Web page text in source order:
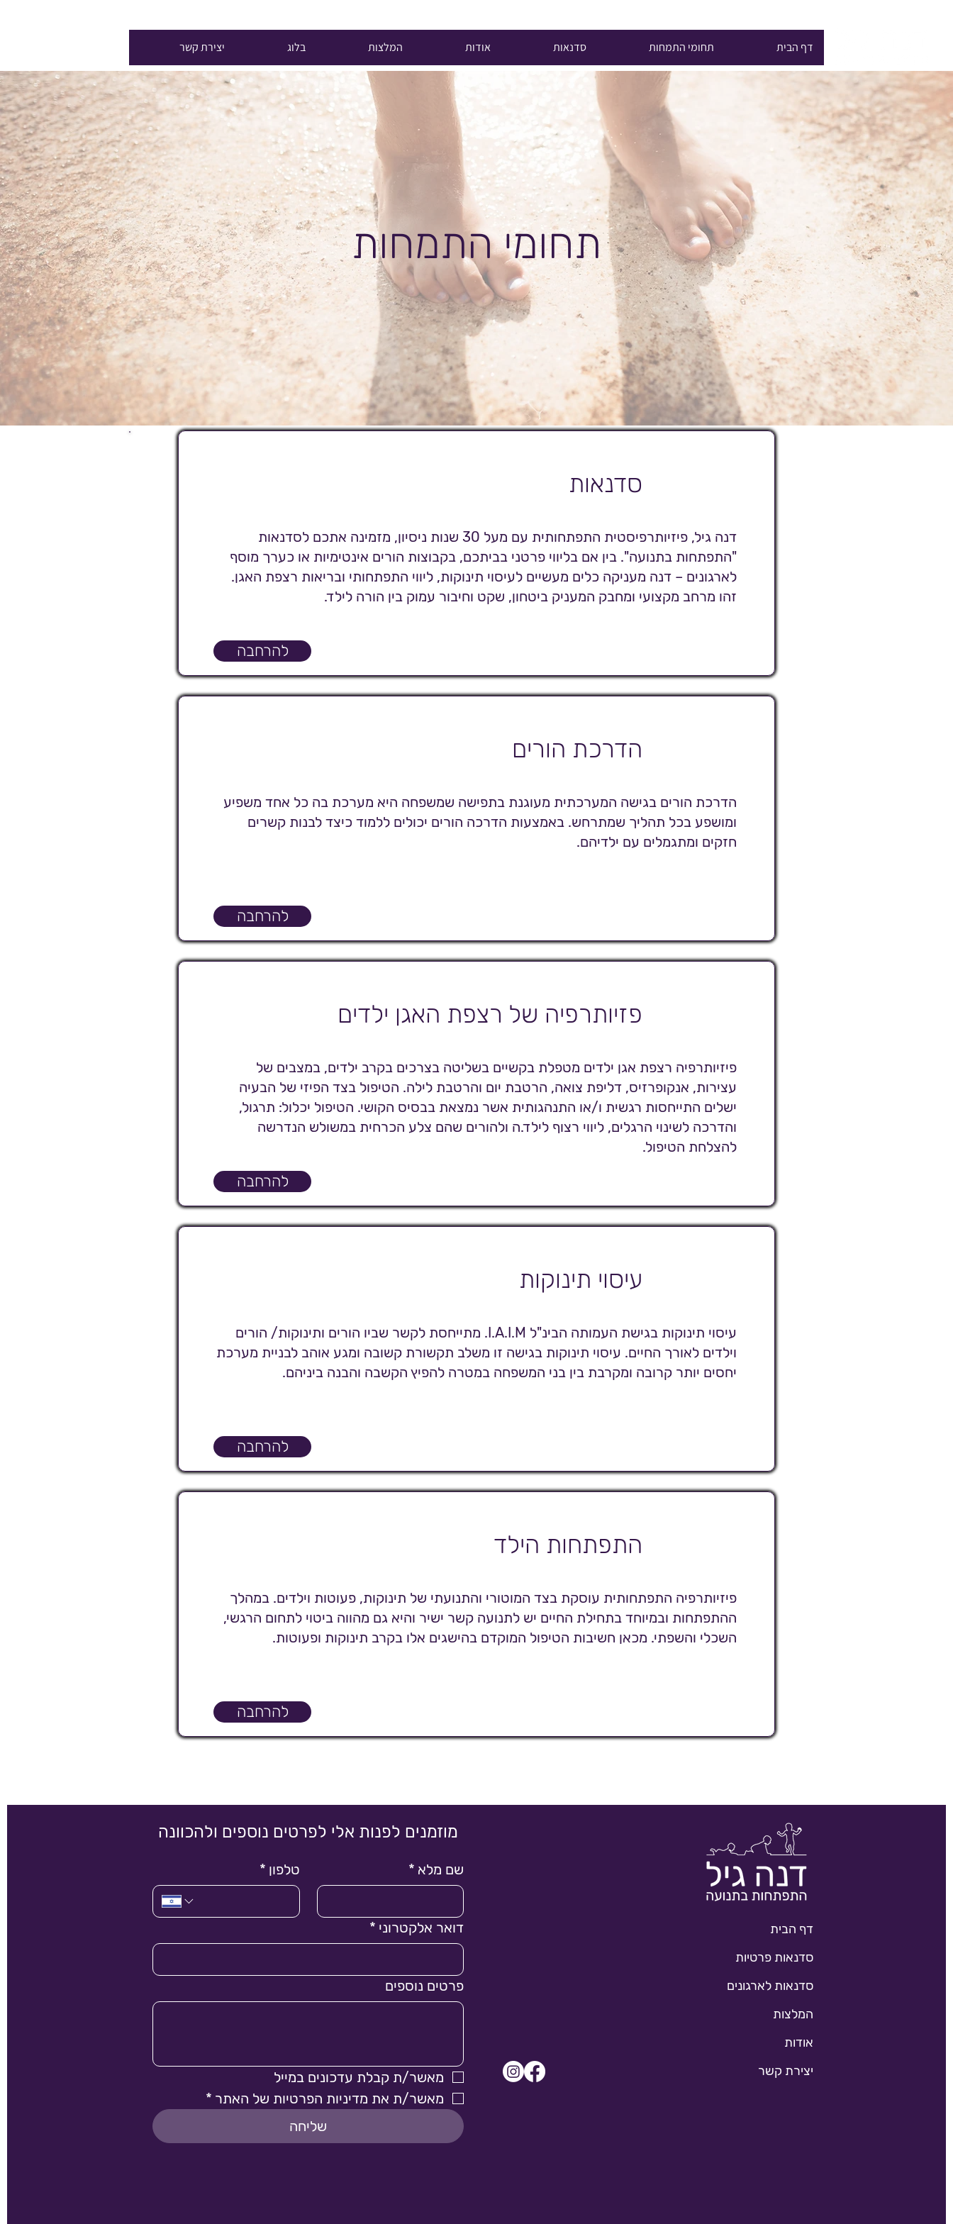
דף הבית תחומי התמחות סדנאות אודות המלצות בלוג יצירת קשר
תחומי התמחות
סדנאות
דנה גיל, פיזיותרפיסטית התפתחותית עם מעל 30 שנות ניסיון, מזמינה אתכם לסדנאות
"התפתחות בתנועה". בין אם בליווי פרטני בביתכם, בקבוצות הורים אינטימיות או כערך מוסף
לארגונים – דנה מעניקה כלים מעשיים לעיסוי תינוקות, ליווי התפתחותי ובריאות רצפת האגן.
זהו מרחב מקצועי ומחבק המעניק ביטחון, שקט וחיבור עמוק בין הורה לילד.
להרחבה
הדרכת הורים
הדרכת הורים בגישה המערכתית מעוגנת בתפישה שמשפחה היא מערכת בה כל אחד משפיע
ומושפע בכל תהליך שמתרחש. באמצעות הדרכה הורים יכולים ללמוד כיצד לבנות קשרים
חזקים ומתגמלים עם ילדיהם.
להרחבה
פזיותרפיה של רצפת האגן ילדים
פיזיותרפיה רצפת אגן ילדים מטפלת בקשיים בשליטה בצרכים בקרב ילדים, במצבים של
עצירות, אנקופרזיס, דליפת צואה, הרטבת יום והרטבת לילה. הטיפול בצד הפיזי של הבעיה
ישלים התייחסות רגשית ו/או התנהגותית אשר נמצאת בבסיס הקושי. הטיפול יכלול: תרגול,
והדרכה לשינוי הרגלים, ליווי רצוף לילד.ה ולהורים שהם צלע הכרחית במשולש הנדרשה
להצלחת הטיפול.
להרחבה
עיסוי תינוקות
עיסוי תינוקות בגישת העמותה הבינ"ל I.A.I.M. מתייחסת לקשר שביו הורים ותינוקות/ הורים
וילדים לאורך החיים. עיסוי תינוקות בגישה זו משלב תקשורת קשובה ומגע אוהב לבניית מערכת
יחסים יותר קרובה ומקרבת בין בני המשפחה במטרה להפיץ הקשבה והבנה ביניהם.
להרחבה
התפתחות הילד
פיזיותרפיה התפתחותית עוסקת בצד המוטורי והתנועתי של תינוקות, פעוטות וילדים. במהלך
ההתפתחות ובמיוחד בתחילת החיים יש לתנועה קשר ישיר והיא גם מהווה ביטוי לתחום הרגשי,
השכלי והשפתי. מכאן חשיבות הטיפול המוקדם בהישגים אלו בקרב תינוקות ופעוטות.
להרחבה
מוזמנים לפנות אלי לפרטים נוספים ולהכוונה
שם מלא * טלפון *
דואר אלקטרוני *
פרטים נוספים
מאשר/ת קבלת עדכונים במייל
מאשר/ת את מדיניות הפרטיות של האתר *
שליחה
דף הבית
סדנאות פרטיות
סדנאות לארגונים
המלצות
אודות
יצירת קשר